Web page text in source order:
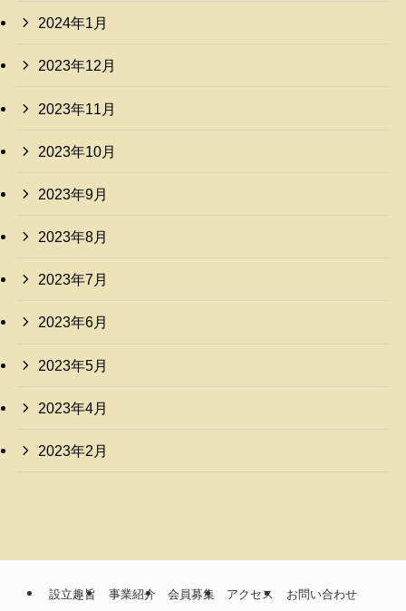
2024年1月
2023年12月
2023年11月
2023年10月
2023年9月
2023年8月
2023年7月
2023年6月
2023年5月
2023年4月
2023年2月
設立趣旨 事業紹介 会員募集 アクセス お問い合わせ